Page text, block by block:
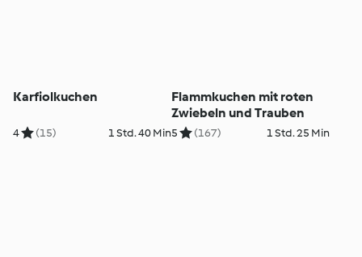
Karfiolkuchen
4 (15) 1 Std. 40 Min
Flammkuchen mit roten
Zwiebeln und Trauben
5 (167) 1 Std. 25 Min